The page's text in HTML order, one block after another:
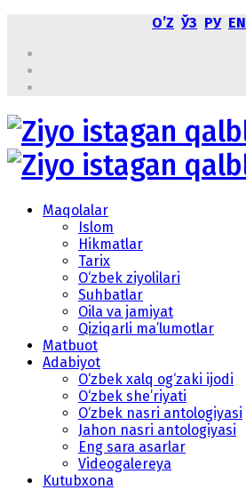
OʼZ ЎЗ РУ EN
Maqolalar
Islom
Hikmatlar
Tarix
O‘zbek ziyolilari
Suhbatlar
Oila va jamiyat
Qiziqarli ma’lumotlar
Matbuot
Adabiyot
O‘zbek xalq og‘zaki ijodi
O‘zbek she’riyati
O‘zbek nasri antologiyasi
Jahon nasri antologiyasi
Eng sara asarlar
Videogalereya
Kutubxona